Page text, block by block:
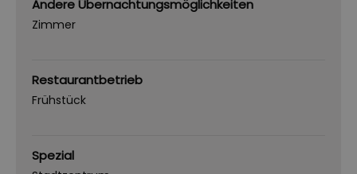
Andere Übernachtungsmöglichkeiten
Zimmer
Restaurantbetrieb
Frühstück
Spezial